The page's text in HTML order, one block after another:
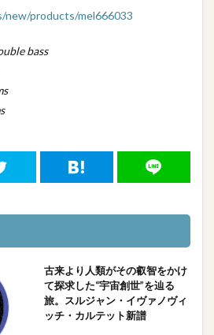
new/products/mel666033
bass
古来より人類がその叡智をかけ
て探求した“宇宙創世”を辿る
旅。スルジャン・イヴァノヴィ
ッチ・カルテット新譜